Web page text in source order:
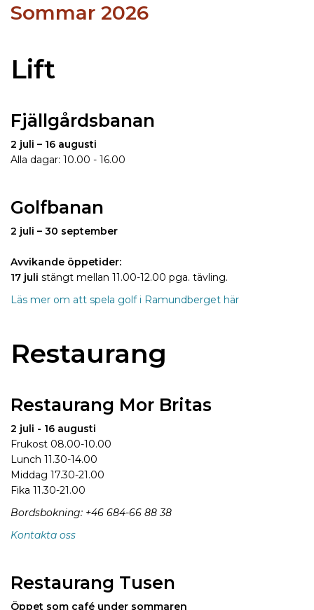
Sommar 2026
Lift
Fjällgårdsbanan
2 juli – 16 augusti
Alla dagar: 10.00 - 16.00
Golfbanan
2 juli – 30 september
Avvikande öppetider:
17 juli stängt mellan 11.00-12.00 pga. tävling.
Läs mer om att spela golf i Ramundberget här
Restaurang
Restaurang Mor Britas
2 juli - 16 augusti
Frukost 08.00-10.00
Lunch 11.30-14.00
Middag 17.30-21.00
Fika 11.30-21.00
Bordsbokning: +46 684-66 88 38
Kontakta oss
Restaurang Tusen
Öppet som café under sommaren